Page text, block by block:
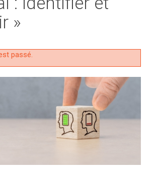
»
passé.